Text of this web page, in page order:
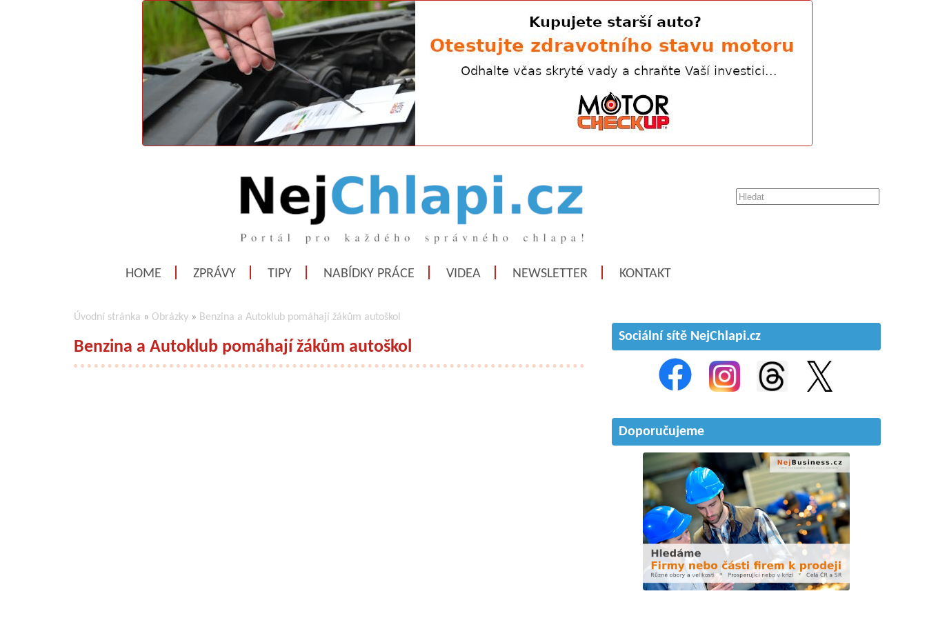
HOME ZPRÁVY TIPY NABÍDKY PRÁCE VIDEA NEWSLETTER KONTAKT
Úvodní stránka » Obrázky » Benzina a Autoklub pomáhají žákům autoškol
Benzina a Autoklub pomáhají žákům autoškol
Sociální sítě NejChlapi.cz
Doporučujeme